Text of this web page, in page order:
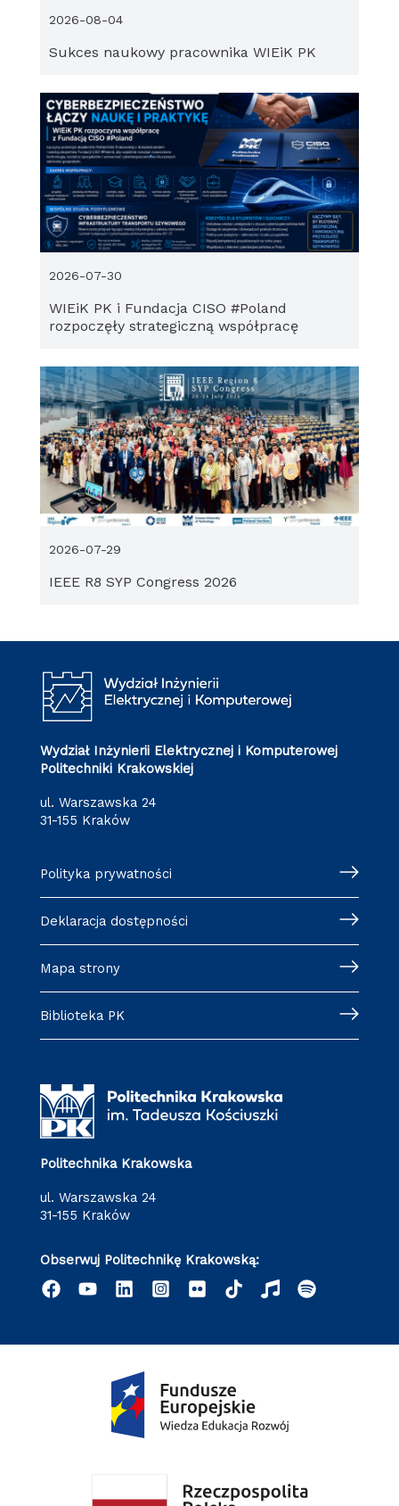
Sukces naukowy pracownika WIEiK PK
2026-08-04
WIEiK PK i Fundacja CISO #Poland
rozpoczęły strategiczną współpracę
2026-07-30
IEEE R8 SYP Congress 2026
2026-07-29
Wydział Inżynierii Elektrycznej i Komputerowej
Politechniki Krakowskiej
ul. Warszawska 24
31-155 Kraków
Polityka prywatności
Deklaracja dostępności
Mapa strony
Biblioteka PK
Politechnika Krakowska
ul. Warszawska 24
31-155 Kraków
Obserwuj Politechnikę Krakowską: